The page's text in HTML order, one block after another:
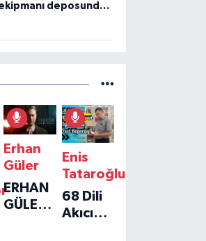
deposunda
Erhan
Güler
ERHAN
GÜLER'IN
Enis
Tataroğlu
68 Dili
Akıcı